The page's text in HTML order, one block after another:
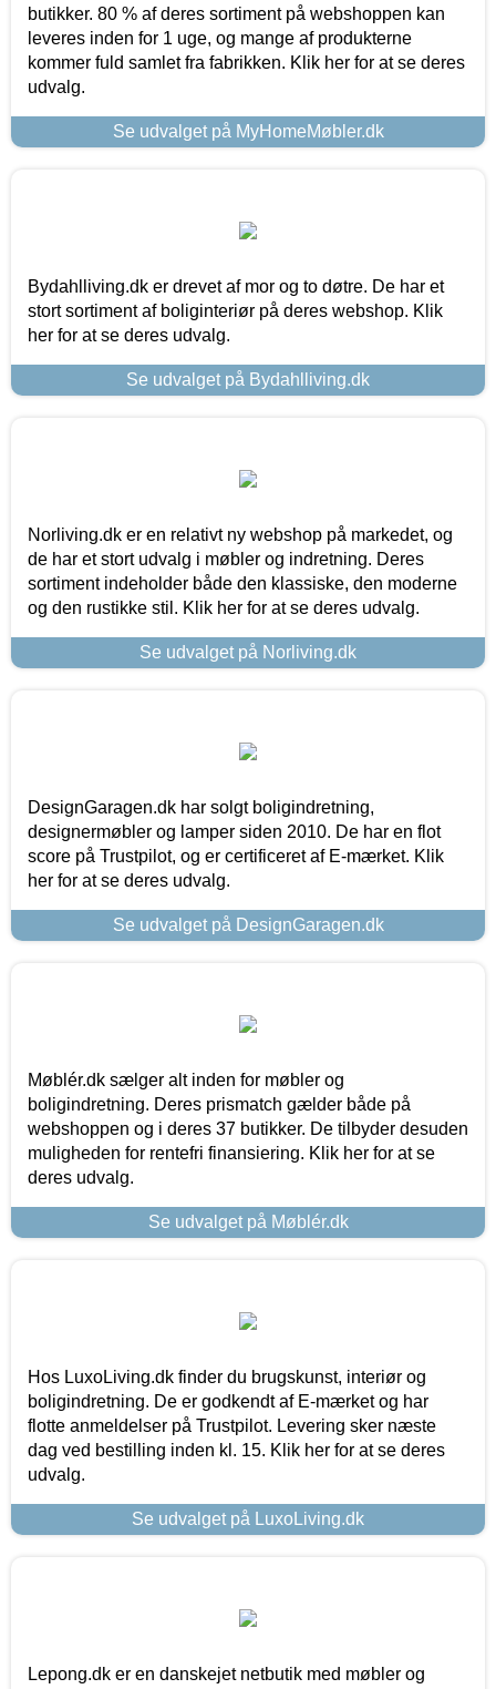
butikker. 80 % af deres sortiment på webshoppen kan
leveres inden for 1 uge, og mange af produkterne
kommer fuld samlet fra fabrikken. Klik her for at se deres
udvalg.
Se udvalget på MyHomeMøbler.dk
Bydahlliving.dk er drevet af mor og to døtre. De har et
stort sortiment af boliginteriør på deres webshop. Klik
her for at se deres udvalg.
Se udvalget på Bydahlliving.dk
Norliving.dk er en relativt ny webshop på markedet, og
de har et stort udvalg i møbler og indretning. Deres
sortiment indeholder både den klassiske, den moderne
og den rustikke stil. Klik her for at se deres udvalg.
Se udvalget på Norliving.dk
DesignGaragen.dk har solgt boligindretning,
designermøbler og lamper siden 2010. De har en flot
score på Trustpilot, og er certificeret af E-mærket. Klik
her for at se deres udvalg.
Se udvalget på DesignGaragen.dk
Møblér.dk sælger alt inden for møbler og
boligindretning. Deres prismatch gælder både på
webshoppen og i deres 37 butikker. De tilbyder desuden
muligheden for rentefri finansiering. Klik her for at se
deres udvalg.
Se udvalget på Møblér.dk
Hos LuxoLiving.dk finder du brugskunst, interiør og
boligindretning. De er godkendt af E-mærket og har
flotte anmeldelser på Trustpilot. Levering sker næste
dag ved bestilling inden kl. 15. Klik her for at se deres
udvalg.
Se udvalget på LuxoLiving.dk
Lepong.dk er en danskejet netbutik med møbler og